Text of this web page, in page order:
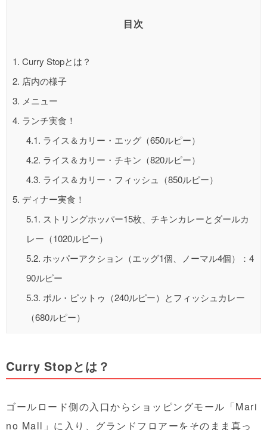
目次
1. Curry Stopとは？
2. 店内の様子
3. メニュー
4. ランチ実食！
4.1. ライス＆カリー・エッグ（650ルピー）
4.2. ライス＆カリー・チキン（820ルピー）
4.3. ライス＆カリー・フィッシュ（850ルピー）
5. ディナー実食！
5.1. ストリングホッパー15枚、チキンカレーとダールカ
レー（1020ルピー）
5.2. ホッパーアクション（エッグ1個、ノーマル4個）：4
90ルピー
5.3. ポル・ピットゥ（240ルピー）とフィッシュカレー
（680ルピー）
Curry Stopとは？
ゴールロード側の入口からショッピングモール「Mari
no Mall」に入り、グランドフロアーをそのまま真っ